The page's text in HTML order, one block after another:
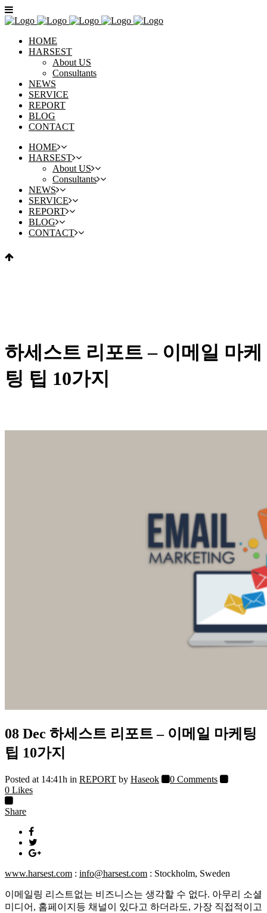
HOME
HARSEST
About US
Consultants
NEWS
SERVICE
REPORT
BLOG
CONTACT
HOME
HARSEST
About US
Consultants
NEWS
SERVICE
REPORT
BLOG
CONTACT
하세스트 리포트 – 이메일 마케
팅 팁 10가지
08 Dec 하세스트 리포트 – 이메일 마케팅
팁 10가지
Posted at 14:41h in REPORT by Haseok
0 Comments
0 Likes
Share
www.harsest.com : info@harsest.com : Stockholm, Sweden
이메일링 리스트없는 비즈니스는 생각할 수 없다. 아무리 소셜
미디어, 홈페이지등 채널이 있다고 하더라도, 가장 직접적이고